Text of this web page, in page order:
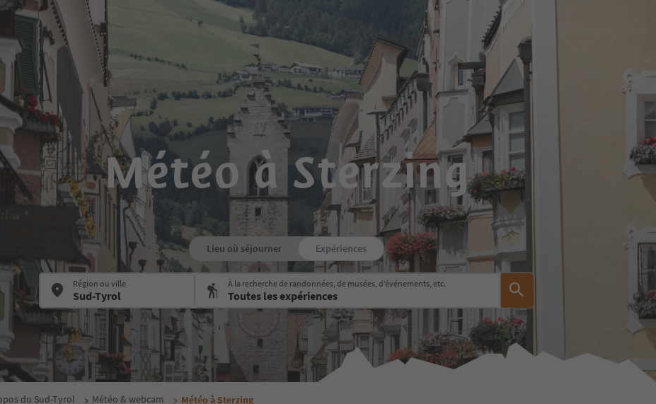
Météo à Sterzing
Lieu où séjourner Expériences
Région ou ville À la recherche de randonnées, de musées, d’événements, etc.
du Sud-Tyrol Météo & webcam Météo à Sterzing